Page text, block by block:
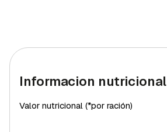
Informacion nutricional
Valor nutricional (*por ración)